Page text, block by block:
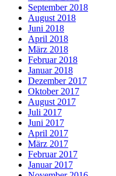
September 2018
August 2018
Juni 2018
April 2018
März 2018
Februar 2018
Januar 2018
Dezember 2017
Oktober 2017
August 2017
Juli 2017
Juni 2017
April 2017
März 2017
Februar 2017
Januar 2017